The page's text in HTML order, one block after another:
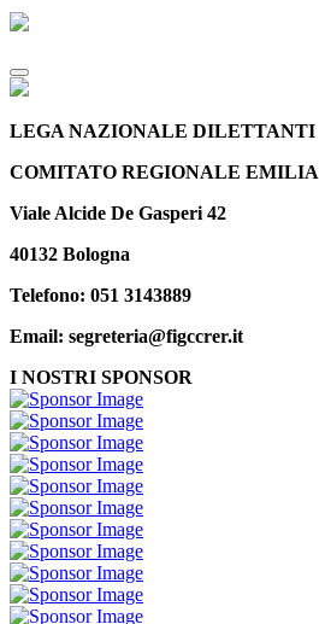
LEGA NAZIONALE DILETTANTI
COMITATO REGIONALE
Viale Alcide De Gasperi 42
40132 Bologna
Telefono: 051 3143889
Email: segreteria@figccrer.it
I NOSTRI SPONSOR